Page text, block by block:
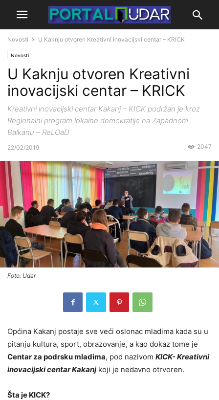
Novosti U Kaknju otvoren Kreativni inovacijski centar – KRICK
Novosti
U Kaknju otvoren Kreativni
inovacijski centar – KRICK
Kreativni inovacijski centar Kakanj – KICK podržan je kroz
Regionalni program lokalne demokratije na Zapadnom
Balkanu – ReLOaD
22/02/2019 2047
Foto: Udar
Općina Kakanj postaje sve veći oslonac mladima kada su u
pitanju kultura, sport, obrazovanje, a kao dokaz tome je
Centar za podrsku mladima, pod nazivom KICK- Kreativni
inovacijski centar Kakanjkoji je nedavno otrvoren.
Šta je KICK?